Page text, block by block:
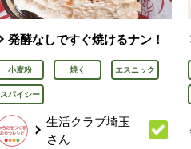
発酵なしですぐ焼けるナン！
小麦粉 焼く エスニック
スパイシー
生活クラブ埼玉
さん